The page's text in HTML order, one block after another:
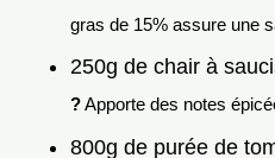
gras de 15% assure une
250g de chair à
?Apporte des notes
800g de purée de